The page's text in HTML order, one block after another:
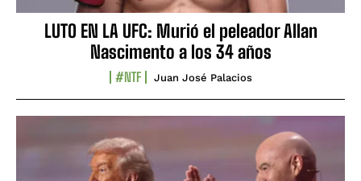
LUTO EN LA UFC: Murió el peleador Allan
Nascimento a los 34 años
#NTF Juan José Palacios